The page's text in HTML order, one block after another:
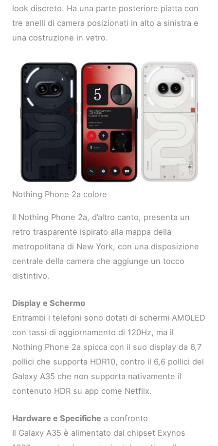
look discreto. Ha una parte posteriore piatta con
tre anelli di camera posizionati in alto a sinistra e
una costruzione in vetro.
Nothing Phone 2a colore
Il Nothing Phone 2a, d’altro canto, presenta un
retro trasparente ispirato alla mappa della
metropolitana di New York, con una disposizione
centrale della camera che aggiunge un tocco
distintivo.
Display e Schermo
Entrambi i telefoni sono dotati di schermi AMOLED
con tassi di aggiornamento di 120Hz, ma il
Nothing Phone 2a spicca con il suo display da 6,7
pollici che supporta HDR10, contro il 6,6 pollici del
Galaxy A35 che non supporta nativamente il
contenuto HDR su app come Netflix.
Hardware e Specifiche a confronto
Il Galaxy A35 è alimentato dal chipset Exynos